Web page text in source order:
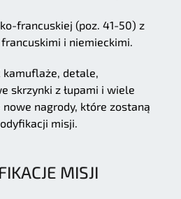
francuskiej (poz. 41-50) z
i niemieckimi.
detale,
skrzynki z łupami i wiele
nowe nagrody, które zostaną
misji.
MISJI